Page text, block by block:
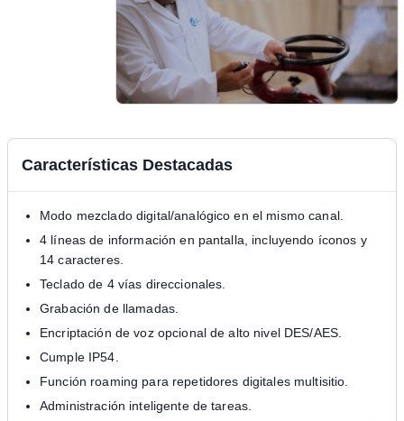
Características Destacadas
Modo mezclado digital/analógico en el mismo canal.
4 líneas de información en pantalla, incluyendo íconos y
14 caracteres.
Teclado de 4 vías direccionales.
Grabación de llamadas.
Encriptación de voz opcional de alto nivel DES/AES.
Cumple IP54.
Función roaming para repetidores digitales multisitio.
Administración inteligente de tareas.